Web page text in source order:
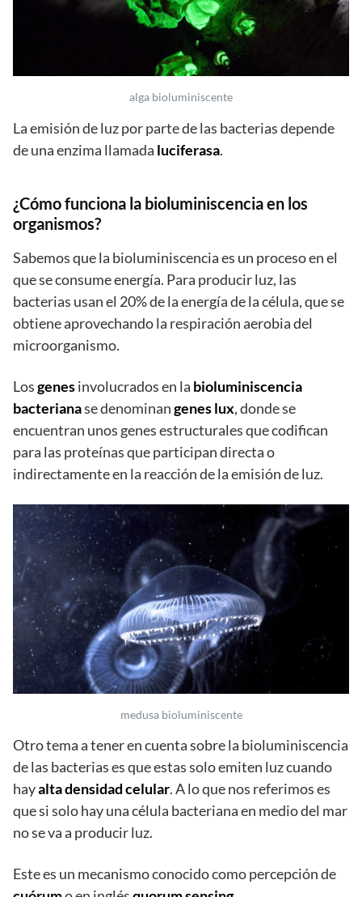
alga bioluminiscente
La emisión de luz por parte de las bacterias depende
de una enzima llamada luciferasa.
¿Cómo funciona la bioluminiscencia en los
organismos?
Sabemos que la bioluminiscencia es un proceso en el
que se consume energía. Para producir luz, las
bacterias usan el 20% de la energía de la célula, que se
obtiene aprovechando la respiración aerobia del
microorganismo.
Losgenesinvolucrados en la bioluminiscencia
bacterianase denominangenes lux, donde se
encuentran unos genes estructurales que codifican
para las proteínas que participan directa o
indirectamente en la reacción de la emisión de luz.
medusa bioluminiscente
Otro tema a tener en cuenta sobre la bioluminiscencia
de las bacterias es que estas solo emiten luz cuando
hayalta densidad celular. A lo que nos referimos es
que si solo hay una célula bacteriana en medio del mar
no se va a producir luz.
Este es un mecanismo conocido como percepción de